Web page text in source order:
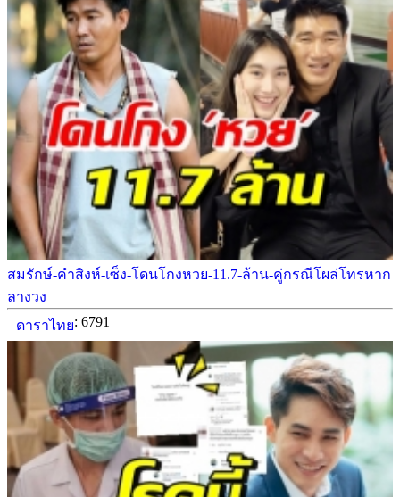
สมรักษ์-คำสิงห์-เซ็ง-โดนโกงหวย-11.7-ล้าน-คู่กรณีโผล่โทรหาก
ลางวง
ดาราไทย: 6791